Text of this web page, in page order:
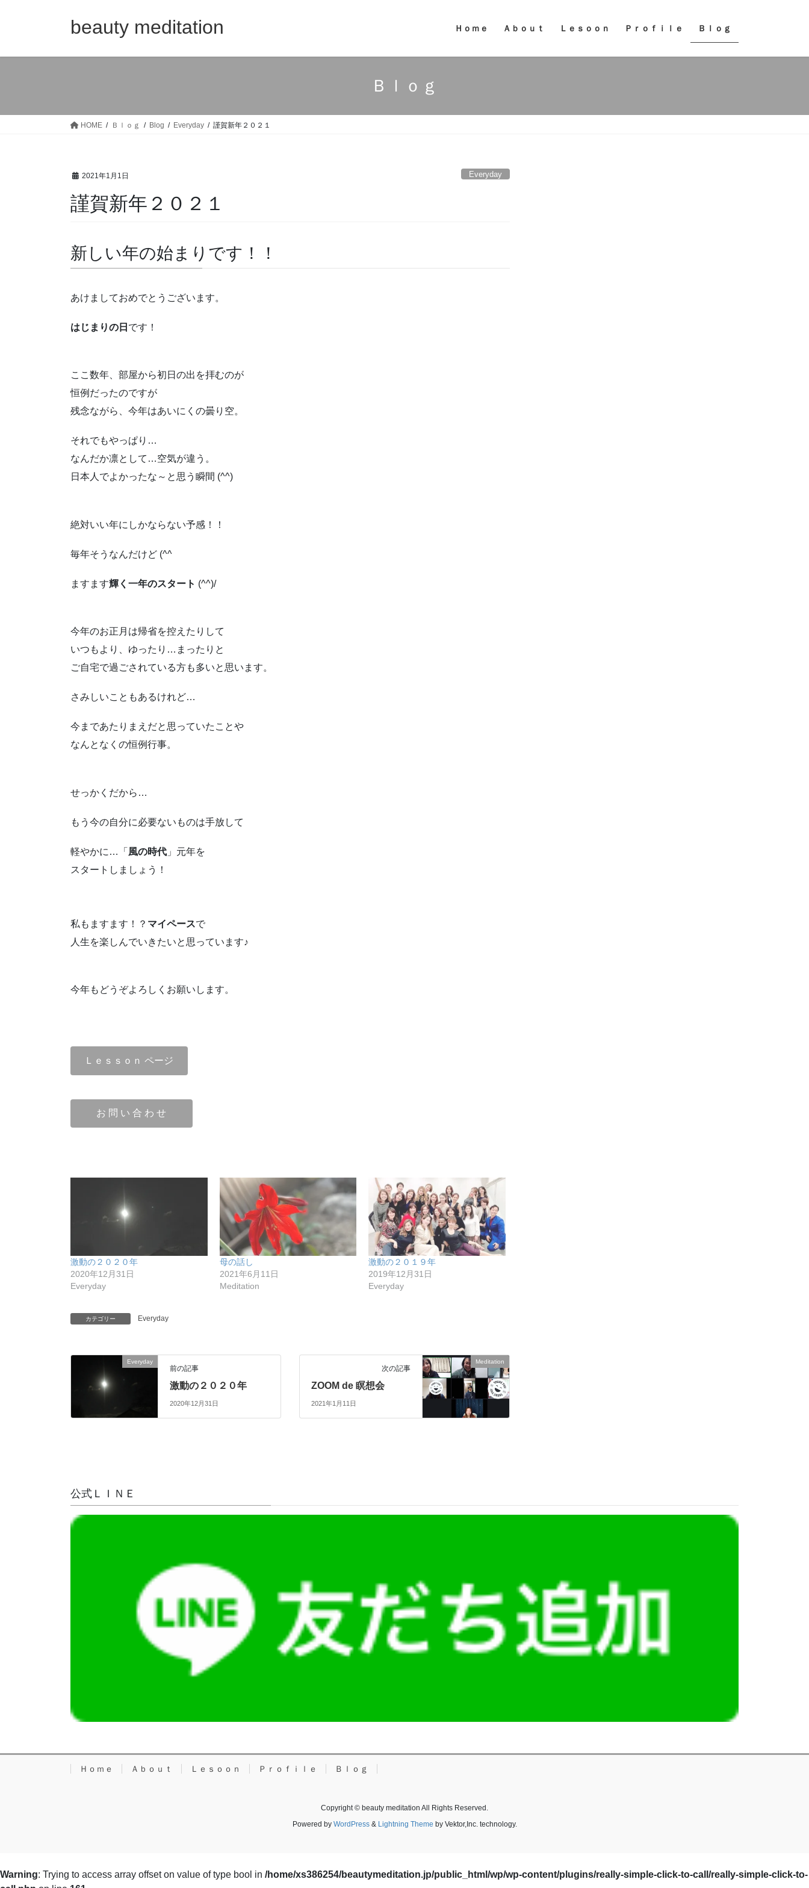
beauty meditation Ｈｏｍｅ Ａｂｏｕｔ Ｌｅｓｏｏｎ Ｐｒｏｆｉｌｅ Ｂｌｏｇ
Ｂｌｏｇ
HOME Ｂｌｏｇ Blog Everyday 謹賀新年２０２１
2021年1月1日 Everyday
謹賀新年２０２１
新しい年の始まりです！！
あけましておめでとうございます。
はじまりの日 です！
ここ数年、部屋から初日の出を拝むのが
恒例だったのですが
残念ながら、今年はあいにくの曇り空。
それでもやっぱり…
なんだか凛として…空気が違う。
日本人でよかったな～と思う瞬間 (^^)
絶対いい年にしかならない予感！！
毎年そうなんだけど (^^ゞ
ますます輝く一年のスタート (^^)/
今年のお正月は帰省を控えたりして
いつもより、ゆったり…まったりと
ご自宅で過ごされている方も多いと思います。
さみしいこともあるけれど…
今まであたりまえだと思っていたことや
なんとなくの恒例行事。
せっかくだから…
もう今の自分に必要ないものは手放して
軽やかに…「 風の時代 」元年を
スタートしましょう！
私もますます！？ マイペースで
人生を楽しんでいきたいと思っています♪
今年もどうぞよろしくお願いします。
Ｌｅｓｓｏｎ ページ
お 問 い 合 わ せ
激動の２０２０年
2020年12月31日
Everyday
母の話し
2021年6月11日
Meditation
激動の２０１９年
2019年12月31日
Everyday
カテゴリー Everyday
Everyday
前の記事
激動の２０２０年
2020年12月31日
Meditation
次の記事
ZOOM de 瞑想会
2021年1月11日
公式ＬＩＮＥ
Ｈｏｍｅ Ａｂｏｕｔ Ｌｅｓｏｏｎ Ｐｒｏｆｉｌｅ Ｂｌｏｇ
Copyright © beauty meditation All Rights Reserved.
Powered by WordPress& Lightning Theme by Vektor,Inc. technology.
Warning: Trying to access array offset on value of type bool in /home/xs386254/beautymeditation.jp/public_html/wp/wp-content/plugins/really-simple-click-to-call/really-simple-click-to-